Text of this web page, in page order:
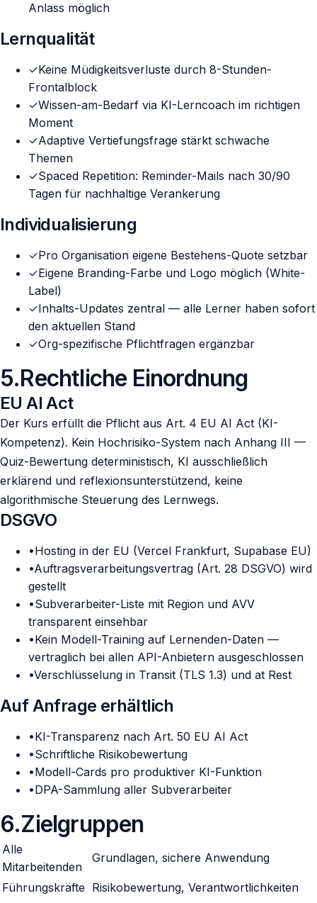
Anlass möglich
Lernqualität
✓Keine Müdigkeitsverluste durch 8-Stunden-
Frontalblock
✓Wissen-am-Bedarf via KI-Lerncoach im richtigen
Moment
✓Adaptive Vertiefungsfrage stärkt schwache
Themen
✓Spaced Repetition: Reminder-Mails nach 30/90
Tagen für nachhaltige Verankerung
Individualisierung
✓Pro Organisation eigene Bestehens-Quote setzbar
✓Eigene Branding-Farbe und Logo möglich (White-
Label)
✓Inhalts-Updates zentral — alle Lerner haben sofort
den aktuellen Stand
✓Org-spezifische Pflichtfragen ergänzbar
5.Rechtliche Einordnung
EU AI Act
Der Kurs erfüllt die Pflicht aus Art. 4 EU AI Act (KI-
Kompetenz). Kein Hochrisiko-System nach Anhang III —
Quiz-Bewertung deterministisch, KI ausschließlich
erklärend und reflexionsunterstützend, keine
algorithmische Steuerung des Lernwegs.
DSGVO
•Hosting in der EU (Vercel Frankfurt, Supabase EU)
•Auftragsverarbeitungsvertrag (Art. 28 DSGVO) wird
gestellt
•Subverarbeiter-Liste mit Region und AVV
transparent einsehbar
•Kein Modell-Training auf Lernenden-Daten —
vertraglich bei allen API-Anbietern ausgeschlossen
•Verschlüsselung in Transit (TLS 1.3) und at Rest
Auf Anfrage erhältlich
•KI-Transparenz nach Art. 50 EU AI Act
•Schriftliche Risikobewertung
•Modell-Cards pro produktiver KI-Funktion
•DPA-Sammlung aller Subverarbeiter
6.Zielgruppen
Alle
Mitarbeitenden
Grundlagen, sichere Anwendung
Führungskräfte Risikobewertung, Verantwortlichkeiten